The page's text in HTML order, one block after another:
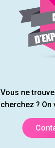
Vous ne
cherchez ? On